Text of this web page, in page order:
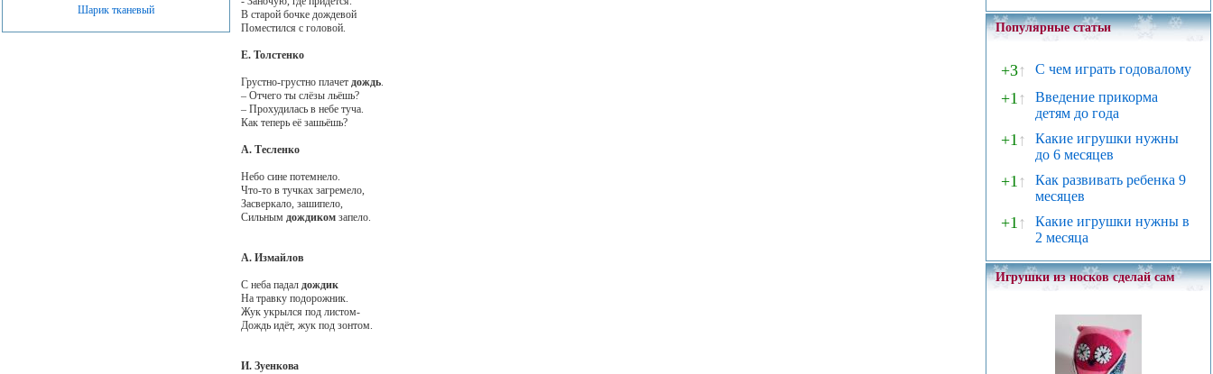
Шарик тканевый
В старой бочке дождевой
Поместился с головой.
Е. Толстенко
Грустно-грустно плачетдождь.
– Отчего ты слёзы льёшь?
– Прохудилась в небе туча.
Как теперь её зашьёшь?
А. Тесленко
Небо сине потемнело.
Что-то в тучках загремело,
Засверкало, зашипело,
Сильнымдождиком запело.
А. Измайлов
С неба падалдождик
На травку подорожник.
Жук укрылся под листом-
Дождь идёт, жук под зонтом.
И. Зуенкова
Популярные статьи
+3↑ С чем играть годовалому
+1↑
Введение прикорма
детям до года
+1↑
Какие игрушки нужны
до 6 месяцев
+1↑
Как развивать ребенка 9
месяцев
+1↑
Какие игрушки нужны в
2 месяца
Игрушки из носков сделай сам